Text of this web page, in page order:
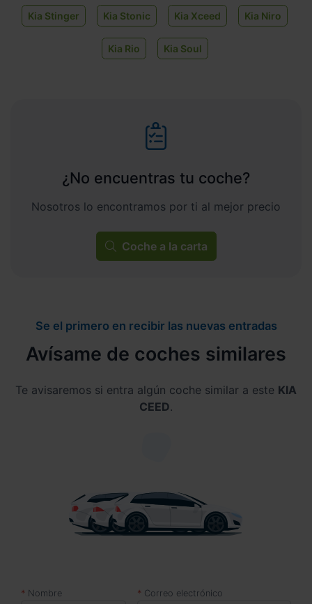
Kia Stinger Kia Stonic Kia Xceed Kia Niro
Kia Rio Kia Soul
¿No encuentras tu coche?
Nosotros lo encontramos por ti al mejor precio
Coche a la carta
Se el primero en recibir las nuevas entradas
Avísame de coches similares
Te avisaremos si entra algún coche similar a este KIA
CEED.
Nombre Correo electrónico